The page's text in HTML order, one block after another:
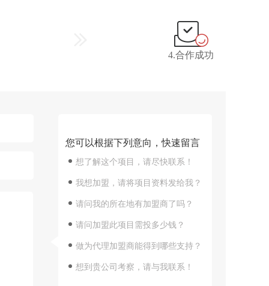
4.合作成功
您可以根据下列意向，快速留言
想了解这个项目，请尽快联系！
我想加盟，请将项目资料发给我？
请问我的所在地有加盟商了吗？
请问加盟此项目需投多少钱？
做为代理加盟商能得到哪些支持？
想到贵公司考察，请与我联系！